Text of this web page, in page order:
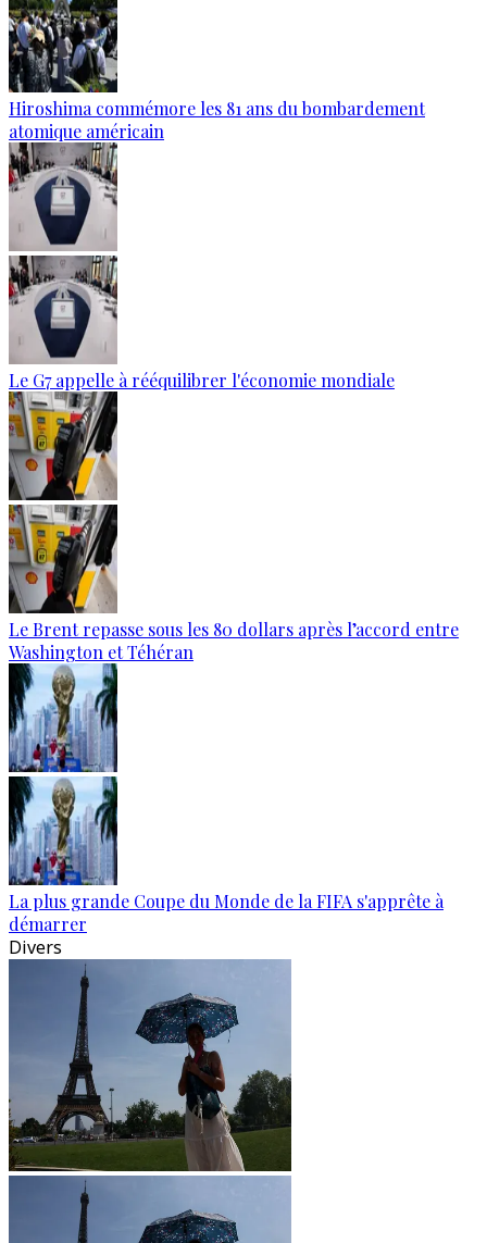
Hiroshima commémore les 81 ans du bombardement
atomique américain
Le G7 appelle à rééquilibrer l'économie mondiale
Le Brent repasse sous les 80 dollars après l’accord entre
Washington et Téhéran
La plus grande Coupe du Monde de la FIFA s'apprête à
démarrer
Divers